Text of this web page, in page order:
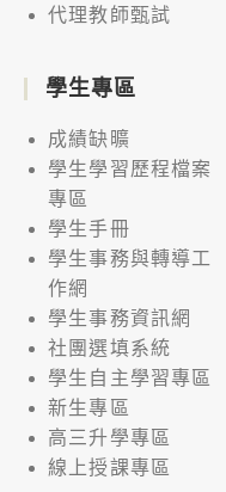
代理教師甄試
學生專區
成績缺曠
學生學習歷程檔案
專區
學生手冊
學生事務與轉導工
作網
學生事務資訊網
社團選填系統
學生自主學習專區
新生專區
高三升學專區
線上授課專區